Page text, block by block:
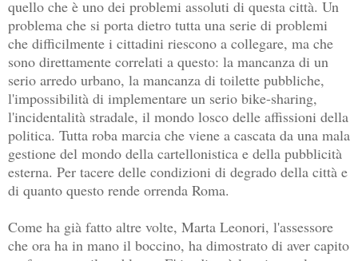
quello che è uno dei problemi assoluti di questa città. Un
problema che si porta dietro tutta una serie di problemi
che difficilmente i cittadini riescono a collegare, ma che
sono direttamente correlati a questo: la mancanza di un
serio arredo urbano, la mancanza di toilette pubbliche,
l'impossibilità di implementare un serio bike-sharing,
l'incidentalità stradale, il mondo losco delle affissioni della
politica. Tutta roba marcia che viene a cascata da una mala
gestione del mondo della cartellonistica e della pubblicità
esterna. Per tacere delle condizioni di degrado della città e
di quanto questo rende orrenda Roma.
Come ha già fatto altre volte, Marta Leonori, l'assessore
che ora ha in mano il boccino, ha dimostrato di aver capito